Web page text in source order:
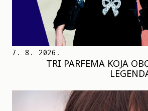
7. 8. 2026.
TRI PARFEMA KOJA